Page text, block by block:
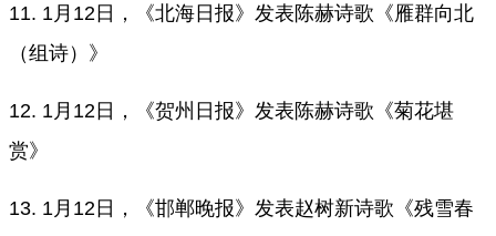
11. 1月12日，《北海日报》发表陈赫诗歌《雁群向北
（组诗）》
12. 1月12日，《贺州日报》发表陈赫诗歌《菊花堪
赏》
13. 1月12日，《邯郸晚报》发表赵树新诗歌《残雪春